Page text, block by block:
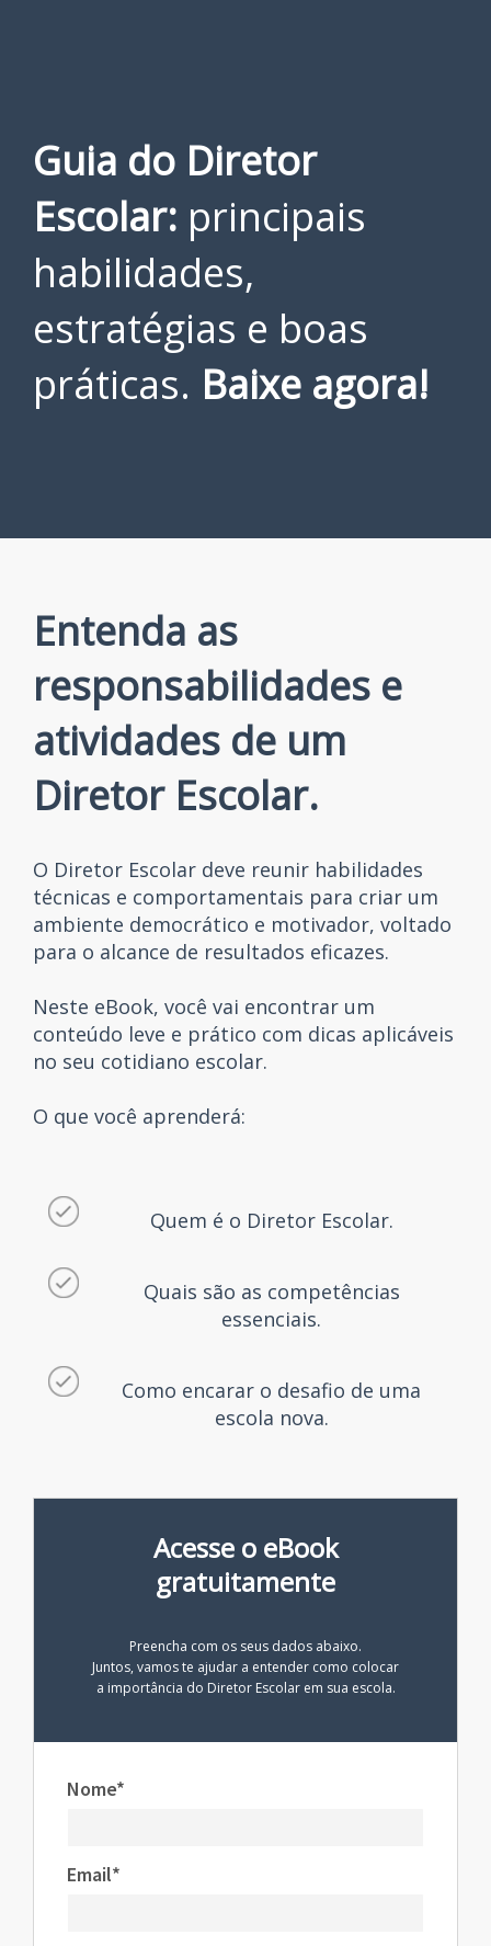
Guia do Diretor
Escolar: principais
habilidades,
estratégias e boas
práticas. Baixe agora!
Entenda as
responsabilidades e
atividades de um
Diretor Escolar.
O Diretor Escolar deve reunir habilidades
técnicas e comportamentais para criar um
ambiente democrático e motivador, voltado
para o alcance de resultados eficazes.
Neste eBook, você vai encontrar um
conteúdo leve e prático com dicas aplicáveis
no seu cotidiano escolar.
O que você aprenderá:
Quem é o Diretor Escolar.
Quais são as competências
essenciais.
Como encarar o desafio de uma
escola nova.
Acesse o eBook
gratuitamente
Preencha com os seus dados abaixo.
Juntos, vamos te ajudar a entender como colocar
a importância do Diretor Escolar em sua escola.
Nome*
Email*